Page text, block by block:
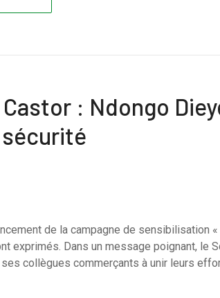
: Ndongo
de la campagne de sensibilisation
exprimés. Dans un message poignant, le
collègues commerçants à unir leurs